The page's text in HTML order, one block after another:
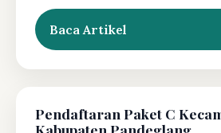
Baca Artikel
Pendaftaran Paket C